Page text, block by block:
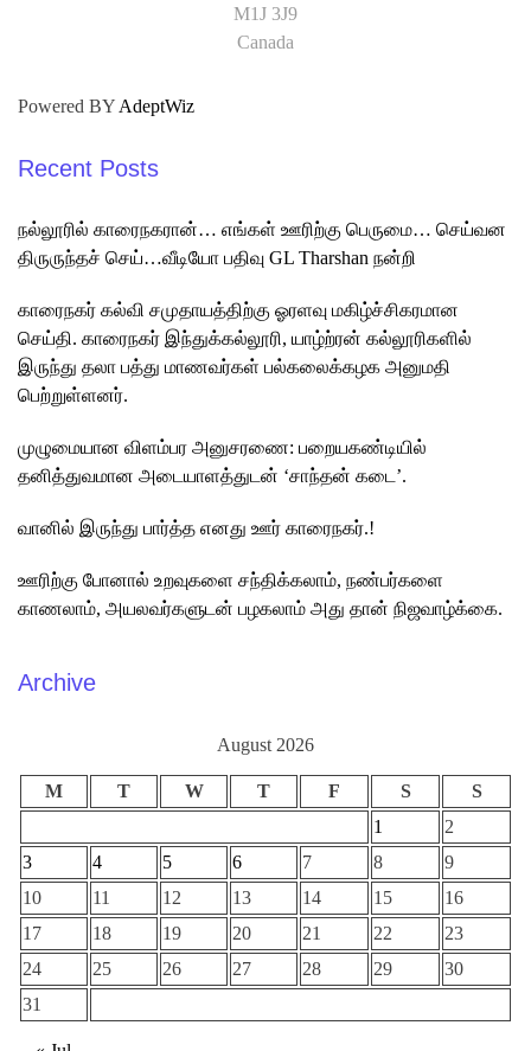
M1J 3J9
Canada
Powered BY AdeptWiz
Recent Posts
நல்லூரில் காரைநகரான்… எங்கள் ஊரிற்கு பெருமை… செய்வன
திருருந்தச் செய்…வீடியோ பதிவு GL Tharshan நன்றி
காரைநகர் கல்வி சமுதாயத்திற்கு ஓரளவு மகிழ்ச்சிகரமான
செய்தி. காரைநகர் இந்துக்கல்லூரி, யாழ்ற்ரன் கல்லூரிகளில்
இருந்து தலா பத்து மாணவர்கள் பல்கலைக்கழக அனுமதி
பெற்றுள்ளனர்.
முழுமையான விளம்பர அனுசரணை: பறையகண்டியில்
தனித்துவமான அடையாளத்துடன் ‘சாந்தன் கடை’.
வானில் இருந்து பார்த்த எனது ஊர் காரைநகர்.!
ஊரிற்கு போனால் உறவுகளை சந்திக்கலாம், நண்பர்களை
காணலாம், அயலவர்களுடன் பழகலாம் அது தான் நிஜவாழ்க்கை.
Archive
August 2026
M T W T F S
S
1
2
3
4 5 6 7 8
9
10
11 12 13 14 15
16
17
18 19 20 21 22
23
24
25 26 27 28 29
30
31